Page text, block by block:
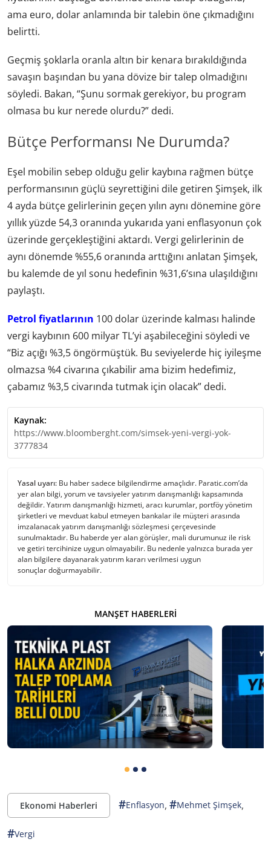
ama euro, dolar anlamında bir talebin öne çıkmadığını
belirtti.
Geçmiş şoklarla oranla altın bir kenara bırakıldığında
savaşın başından bu yana dövize bir talep olmadığını
söyledi. Bakan, “Şunu sormak gerekiyor, bu program
olmasa bu kur nerede olurdu?” dedi.
Bütçe Performansı Ne Durumda?
Eşel mobilin sebep olduğu gelir kaybına rağmen bütçe
performansının güçlü seyrettiğini dile getiren Şimşek, ilk
4 ayda bütçe gelirlerinin geçen yılın aynı dönemine göre
yıllık yüzde 54,3 oranında yukarıda yani enflasyonun çok
üzerinde gerçekleştiğini aktardı. Vergi gelirlerinin de
aynı dönemde %55,6 oranında arttığını anlatan Şimşek,
bu kalemde de yıl sonu hedefinin %31,6’sına ulaşıldığını
paylaştı.
Petrol fiyatlarının 100 dolar üzerinde kalması halinde
vergi kaybının 600 milyar TL’yi aşabileceğini söyledi ve
“Biz açığı %3,5 öngörmüştük. Bu seviyelerde hiç iyileşme
olmazsa %4 civarına çıkabilir ama bizim hedefimiz,
çabamız %3,5 civarında tutmak için olacak” dedi.
Kaynak:
https://www.bloomberght.com/simsek-yeni-vergi-yok-
3777834
Yasal uyarı: Bu haber sadece bilgilendirme amaçlıdır. Paratic.com’da
yer alan bilgi, yorum ve tavsiyeler yatırım danışmanlığı kapsamında
değildir. Yatırım danışmanlığı hizmeti, aracı kurumlar, portföy yönetim
şirketleri ve mevduat kabul etmeyen bankalar ile müşteri arasında
imzalanacak yatırım danışmanlığı sözleşmesi çerçevesinde
sunulmaktadır. Bu haberde yer alan görüşler, mali durumunuz ile risk
ve getiri tercihinize uygun olmayabilir. Bu nedenle yalnızca burada yer
alan bilgilere dayanarak yatırım kararı verilmesi uygun
sonuçlar doğurmayabilir.
MANŞET HABERLERI
Ekonomi Haberleri #Enflasyon, #Mehmet Şimşek,
#Vergi